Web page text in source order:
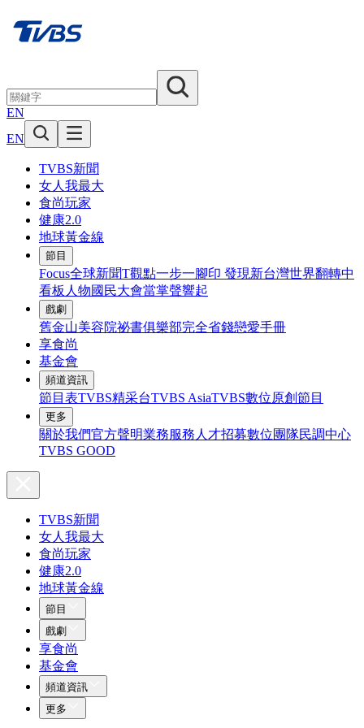
EN
EN
TVBS新聞
女人我最大
食尚玩家
健康2.0
地球黃金線
節目
Focus全球新聞T觀點一步一腳印 發現新台灣世界翻轉中
看板人物國民大會當掌聲響起
戲劇
舊金山美容院祕書俱樂部完全省錢戀愛手冊
享食尚
基金會
頻道資訊
節目表TVBS精采台TVBS AsiaTVBS數位原創節目
更多
關於我們官方聲明業務服務 人才招募數位團隊民調中心
TVBS GOOD
TVBS新聞
女人我最大
食尚玩家
健康2.0
地球黃金線
節目
戲劇
享食尚
基金會
頻道資訊
更多